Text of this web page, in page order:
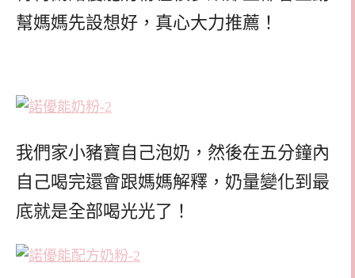
幫媽媽先設想好，真心大力推薦！
我們家小豬寶自己泡奶，然後在五分鐘內
自己喝完還會跟媽媽解釋，奶量變化到最
底就是全部喝光光了！